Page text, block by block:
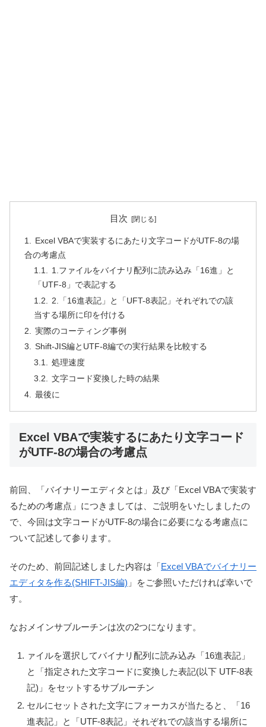
目次
Excel VBAで実装するにあたり文字コードがUTF-8の場
合の考慮点
1.ファイルをバイナリ配列に読み込み「16進」と
「UTF-8」で表記する
2.「16進表記」と「UFT-8表記」それぞれでの該
当する場所に印を付ける
実際のコーティング事例
Shift-JIS編とUTF-8編での実行結果を比較する
処理速度
文字コード変換した時の結果
最後に
Excel VBAで実装するにあたり文字コード
がUTF-8の場合の考慮点
前回、「バイナリーエディタとは」及び「Excel VBAで実装す
るための考慮点」につきましては、ご説明をいたしましたの
で、今回は文字コードがUTF-8の場合に必要になる考慮点に
ついて記述して参ります。
そのため、前回記述しました内容は「Excel VBAでバイナリー
エディタを作る(SHIFT-JIS編) 」をご参照いただければ幸いで
す。
なおメインサブルーチンは次の2つになります。
ァイルを選択してバイナリ配列に読み込み「16進表記」
と「指定された文字コードに変換した表記(以下 UTF-8表
記)」をセットするサブルーチン
セルにセットされた文字にフォーカスが当たると、「16
進表記」と「UTF-8表記」それぞれでの該当する場所に